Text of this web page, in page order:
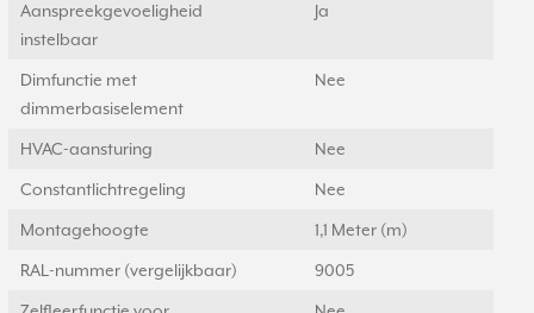
Aanspreekgevoeligheid
instelbaar
Ja
Dimfunctie met
dimmerbasiselement
Nee
HVAC-aansturing Nee
Constantlichtregeling Nee
Montagehoogte 1,1 Meter (m)
RAL-nummer (vergelijkbaar) 9005